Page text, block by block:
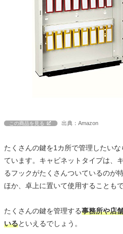
この商品を見る 出典：Amazon
たくさんの鍵を1カ所で管理したい
ています。キャビネットタイプは、
るフックがたくさんついているのが
ほか、卓上に置いて使用することもで
たくさんの鍵を管理する事務所や店
いるといえるでしょう。